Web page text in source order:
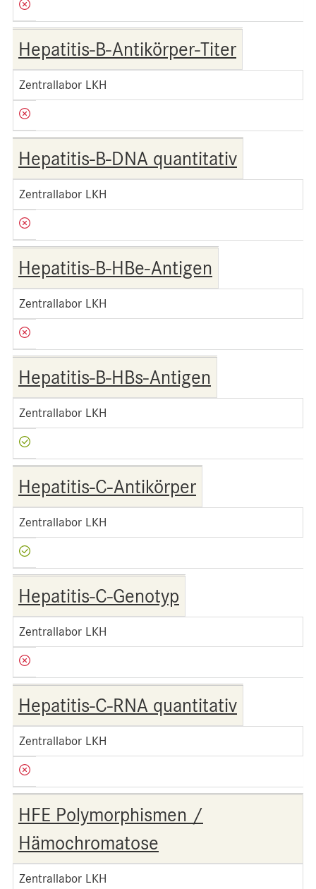
Hepatitis-B-Antikörper-Titer
Zentrallabor LKH
Hepatitis-B-DNA quantitativ
Zentrallabor LKH
Hepatitis-B-HBe-Antigen
Zentrallabor LKH
Hepatitis-B-HBs-Antigen
Zentrallabor LKH
Hepatitis-C-Antikörper
Zentrallabor LKH
Hepatitis-C-Genotyp
Zentrallabor LKH
Hepatitis-C-RNA quantitativ
Zentrallabor LKH
HFE Polymorphismen /
Hämochromatose
Zentrallabor LKH